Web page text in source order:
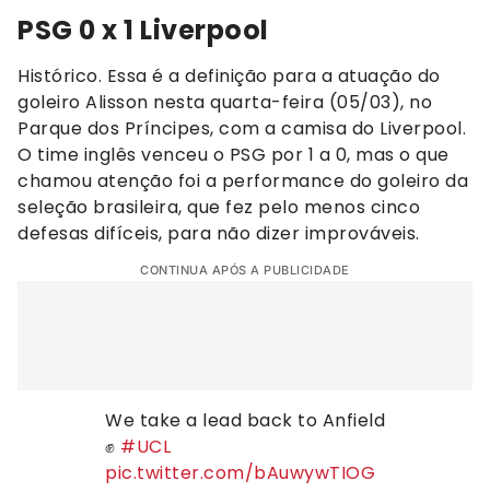
PSG 0 x 1 Liverpool
Histórico. Essa é a definição para a atuação do
goleiro Alisson nesta quarta-feira (05/03), no
Parque dos Príncipes, com a camisa do Liverpool.
O time inglês venceu o PSG por 1 a 0, mas o que
chamou atenção foi a performance do goleiro da
seleção brasileira, que fez pelo menos cinco
defesas difíceis, para não dizer improváveis.
CONTINUA APÓS A PUBLICIDADE
We take a lead back to Anfield
✊ #UCL
pic.twitter.com/bAuwywTIOG